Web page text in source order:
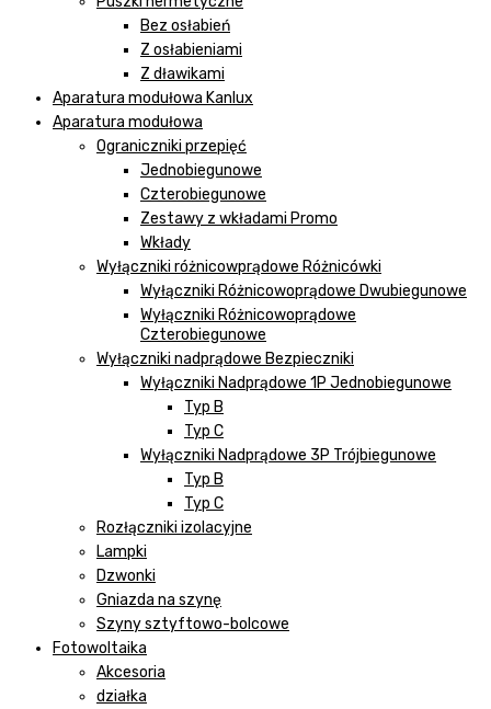
Bez osłabień
Z osłabieniami
Z dławikami
Aparatura modułowa Kanlux
Aparatura modułowa
Ograniczniki przepięć
Jednobiegunowe
Czterobiegunowe
Zestawy z wkładami Promo
Wkłady
Wyłączniki różnicowprądowe Różnicówki
Wyłączniki Różnicowoprądowe Dwubiegunowe
Wyłączniki Różnicowoprądowe
Czterobiegunowe
Wyłączniki nadprądowe Bezpieczniki
Wyłączniki Nadprądowe 1P Jednobiegunowe
Typ B
Typ C
Wyłączniki Nadprądowe 3P Trójbiegunowe
Typ B
Typ C
Rozłączniki izolacyjne
Lampki
Dzwonki
Gniazda na szynę
Szyny sztyftowo-bolcowe
Fotowoltaika
Akcesoria
działka